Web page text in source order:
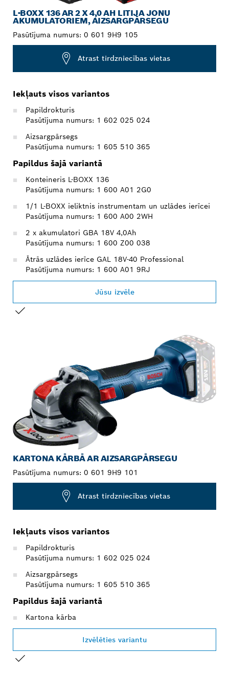
L-BOXX 136 AR 2 X 4,0 AH LITIJA JONU
AKUMULATORIEM, AIZSARGPĀRSEGU
Pasūtījuma numurs: 0 601 9H9 105
Atrast tirdzniecības vietas
Iekļauts visos variantos
Papildrokturis
Pasūtījuma numurs: 1 602 025 024
Aizsargpārsegs
Pasūtījuma numurs: 1 605 510 365
Papildus šajā variantā
Konteineris L-BOXX 136
Pasūtījuma numurs: 1 600 A01 2G0
1/1 L-BOXX ieliktnis instrumentam un uzlādes ierīcei
Pasūtījuma numurs: 1 600 A00 2WH
2 x akumulatori GBA 18V 4,0Ah
Pasūtījuma numurs: 1 600 Z00 038
Ātrās uzlādes ierīce GAL 18V-40 Professional
Pasūtījuma numurs: 1 600 A01 9RJ
Jūsu izvēle
KARTONA KĀRBĀ AR AIZSARGPĀRSEGU
Pasūtījuma numurs: 0 601 9H9 101
Atrast tirdzniecības vietas
Iekļauts visos variantos
Papildrokturis
Pasūtījuma numurs: 1 602 025 024
Aizsargpārsegs
Pasūtījuma numurs: 1 605 510 365
Papildus šajā variantā
Kartona kārba
Izvēlēties variantu